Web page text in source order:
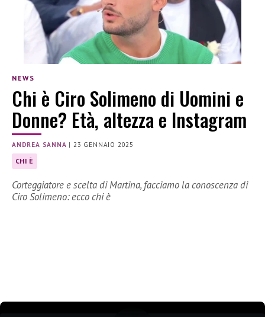
NEWS
Chi è Ciro Solimeno di Uomini e
Donne? Età, altezza e Instagram
ANDREA SANNA |23 GENNAIO 2025
CHI È
Corteggiatore e scelta di Martina, facciamo la conoscenza di
Ciro Solimeno: ecco chi è